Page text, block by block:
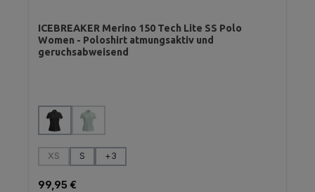
ICEBREAKER Merino 150 Tech Lite SS Polo
Women - Poloshirt atmungsaktiv und
geruchsabweisend
Farbe auswählen
(Diese Option ist zurzeit nicht verfügbar.)
Größe auswählen
XS
(Diese Option ist zurzeit nicht verfügbar.)
S +3
Regulärer Preis:
99,95 €